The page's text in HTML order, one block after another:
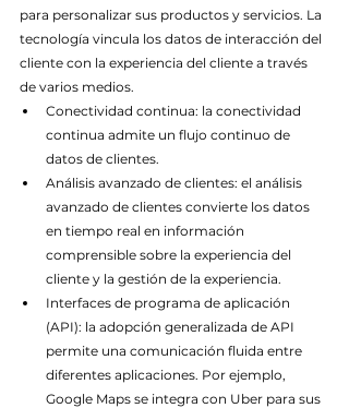
para personalizar sus productos y servicios. La
tecnología vincula los datos de interacción del
cliente con la experiencia del cliente a través
de varios medios.
Conectividad continua: la conectividad
continua admite un flujo continuo de
datos de clientes.
Análisis avanzado de clientes: el análisis
avanzado de clientes convierte los datos
en tiempo real en información
comprensible sobre la experiencia del
cliente y la gestión de la experiencia.
Interfaces de programa de aplicación
(API): la adopción generalizada de API
permite una comunicación fluida entre
diferentes aplicaciones. Por ejemplo,
Google Maps se integra con Uber para sus